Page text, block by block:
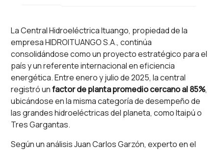
La Central Hidroeléctrica Ituango, propiedad de la
empresa HIDROITUANGO S.A., continúa
consolidándose como un proyecto estratégico para el
país y un referente internacional en eficiencia
energética. Entre enero y julio de 2025, la central
registró unfactor de planta promedio cercano al 85%,
ubicándose en la misma categoría de desempeño de
las grandes hidroeléctricas del planeta, como Itaipú o
Tres Gargantas.
Según un análisis Juan Carlos Garzón, experto en el